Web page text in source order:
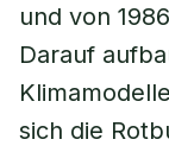
und von
Darauf
sich die